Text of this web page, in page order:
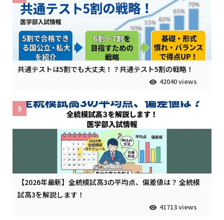
共通テストは5割でも大丈夫！？共通テスト5割の戦略！
42040 views
【2026年最新】全統模試高3の平均点、偏差値は？ 全統模
試高3を解説します！
41713 views
9